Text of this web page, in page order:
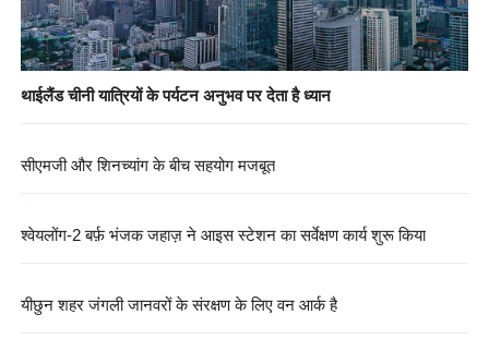
थाईलैंड चीनी यात्रियों के पर्यटन अनुभव पर देता है ध्यान
सीएमजी और शिनच्यांग के बीच सहयोग मजबूत
श्वेयलोंग-2 बर्फ़ भंजक जहाज़ ने आइस स्टेशन का सर्वेक्षण कार्य शुरू किया
यीछुन शहर जंगली जानवरों के संरक्षण के लिए वन आर्क है